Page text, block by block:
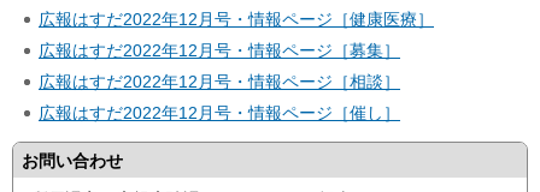
広報はすだ2022年12月号・情報ページ［健康医療］
広報はすだ2022年12月号・情報ページ［募集］
広報はすだ2022年12月号・情報ページ［相談］
広報はすだ2022年12月号・情報ページ［催し］
お問い合わせ